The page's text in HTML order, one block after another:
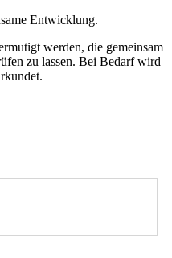
Entwicklung.
werden, die gemeinsam
zu lassen. Bei Bedarf wird